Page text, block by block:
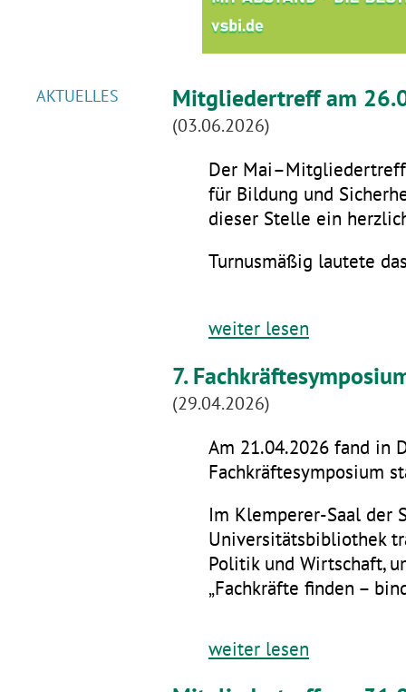
AKTUELLES Mitgliedertreff am
(03.06.2026)
Der
für Bildung und
dieser Stelle ein
Turnusmäßig lautete
weiter lesen
7.
(29.04.2026)
Am 21.04.2026 fand in
Fachkräftesymposium
Im Klemperer-Saal der
Universitätsbibliothek
Politik und Wirtschaft,
„Fachkräfte finden –
weiter lesen